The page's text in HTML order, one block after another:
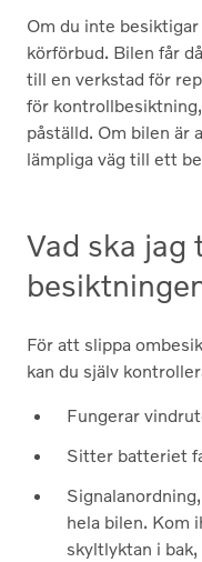
Om du inte
körförbud. Bilen får
till en verkstad för
för
påställd. Om bilen är
lämpliga väg till ett
Vad ska jag
För att slippa
kan du själv
Fungerar
Sitter batteriet
hela bilen. Kom
skyltlyktan i